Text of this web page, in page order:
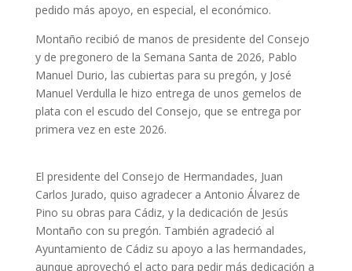
pedido más apoyo, en especial, el económico.
Montaño recibió de manos de presidente del Consejo
y de pregonero de la Semana Santa de 2026, Pablo
Manuel Durio, las cubiertas para su pregón, y José
Manuel Verdulla le hizo entrega de unos gemelos de
plata con el escudo del Consejo, que se entrega por
primera vez en este 2026.
El presidente del Consejo de Hermandades, Juan
Carlos Jurado, quiso agradecer a Antonio Álvarez de
Pino su obras para Cádiz, y la dedicación de Jesús
Montaño con su pregón. También agradeció al
Ayuntamiento de Cádiz su apoyo a las hermandades,
aunque aprovechó el acto para pedir más dedicación a